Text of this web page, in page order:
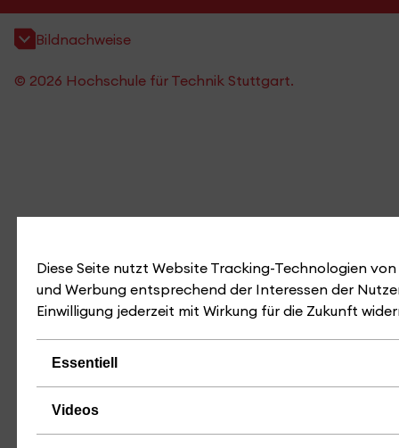
Bildnachweise
© 2026 Hochschule für Technik Stuttgart.
Diese Seite nutzt Website Tracking-Technologien
und Werbung entsprechend der Interessen der
Einwilligung jederzeit mit Wirkung für die Zukunft
Essentiell
Videos